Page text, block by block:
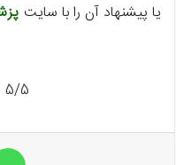
یا پیشنهاد آن را با سایت
5/5 - (1 امتیاز)